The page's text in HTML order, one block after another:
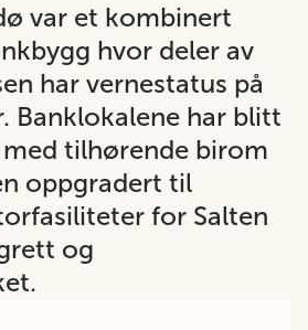
var et kombinert
hvor deler av
har vernestatus på
Banklokalene har blitt
tilhørende birom
oppgradert til
for Salten
og